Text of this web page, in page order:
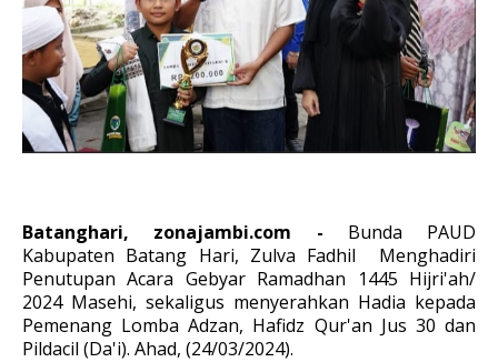
Batanghari, zonajambi.com - Bunda PAUD
Kabupaten Batang Hari, Zulva Fadhil Menghadiri
Penutupan Acara Gebyar Ramadhan 1445 Hijri'ah/
2024 Masehi, sekaligus menyerahkan Hadia kepada
Pemenang Lomba Adzan, Hafidz Qur'an Jus 30 dan
Pildacil (Da'i). Ahad, (24/03/2024).